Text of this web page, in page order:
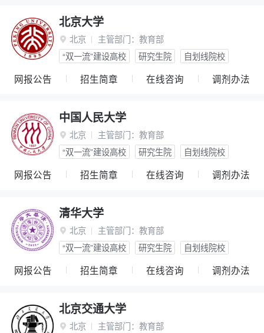
北京大学
 北京 主管部门： 教育部
“双一流”建设高校
研究生院 自划线院校
网报公告 招生简章 在线咨询 调剂办法
中国人民大学
 北京 主管部门： 教育部
“双一流”建设高校
研究生院 自划线院校
网报公告 招生简章 在线咨询 调剂办法
清华大学
 北京 主管部门： 教育部
“双一流”建设高校
研究生院 自划线院校
网报公告 招生简章 在线咨询 调剂办法
北京交通大学
 北京 主管部门： 教育部